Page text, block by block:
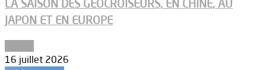
LA SAISON DES GÉOCROISEURS, EN CHINE, AU
JAPON ET EN EUROPE
16 juillet 2026